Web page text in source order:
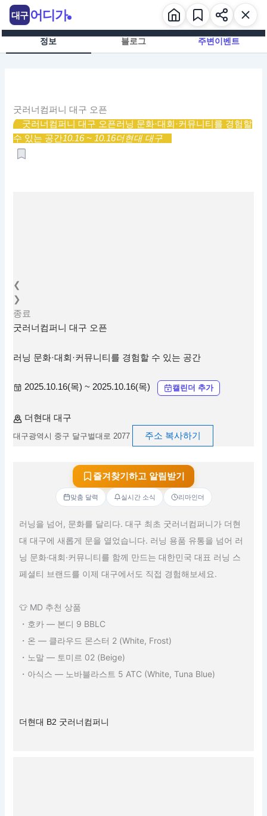
츠
정보 블로그 주변이벤트
굿러너컴퍼니 대구 오픈
굿러너컴퍼니 대구 오픈러닝 문화·대회·커뮤니티를 경험할
수 있는 공간10.16 ~ 10.16더현대 대구
❮
❯
종료
굿러너컴퍼니 대구 오픈
러닝 문화·대회·커뮤니티를 경험할 수 있는 공간
2025.10.16(목) ~ 2025.10.16(목) 캘린더 추가
더현대 대구
대구광역시 중구 달구벌대로 2077 주소 복사하기
즐겨찾기하고 알림받기
맞춤 달력 실시간 소식 리마인더
러닝을 넘어, 문화를 달리다. 대구 최초 굿러너컴퍼니가 더현
대 대구에 새롭게 문을 열었습니다. 러닝 용품 유통을 넘어 러
닝 문화·대회·커뮤니티를 함께 만드는 대한민국 대표 러닝 스
페셜티 브랜드를 이제 대구에서도 직접 경험해보세요.
👕 MD 추천 상품
・호카 — 본디 9 BBLC
・온 — 클라우드 몬스터 2 (White, Frost)
・노말 — 토미르 02 (Beige)
・아식스 — 노바블라스트 5 ATC (White, Tuna Blue)
더현대 B2 굿러너컴퍼니
대구 어디가